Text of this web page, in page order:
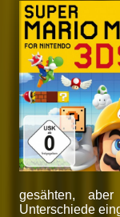
gesähten,
Unterschiede